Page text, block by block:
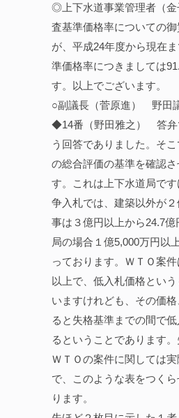
◎上下水道事業管理者（
査基準価格率についての
が、平成24年度から現在
準価格率につきましては
す。以上でございます。
○副議長（菅原進） 野田
◆14番（野田雅之） 答弁
う回答でありました。そ
の総合評価の基準を確認
す。これは上下水道局で
争入札では、建築以外が
事は３億円以上から24.7
局の場合１億5,000万円以
っております。ＷＴＯ案
以上で、低入札価格とい
いますけれども、その価
ると失格基準までの間で
るということであります
ＷＴＯの案件に関しては
で、このような表をつく
ります。